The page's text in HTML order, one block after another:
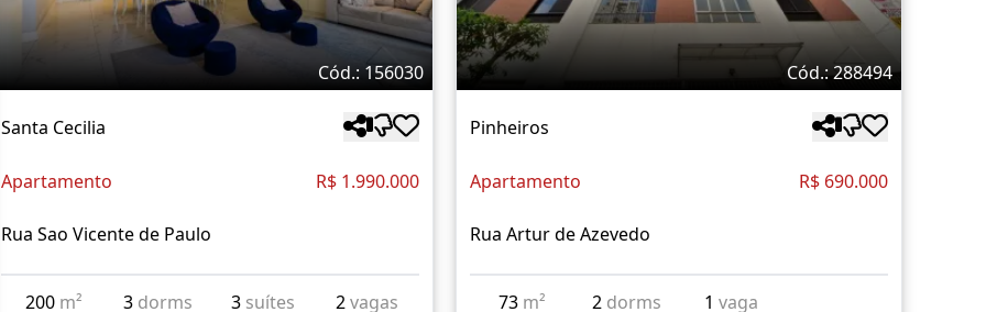
Cód.: 156030
Santa Cecilia
Apartamento R$ 1.990.000
Rua Sao Vicente de Paulo
200 m² 3 dorms 3 suítes 2vagas
Cód.: 288494
Pinheiros
Apartamento R$ 690.000
Rua Artur de Azevedo
73 m² 2 dorms 1 vaga